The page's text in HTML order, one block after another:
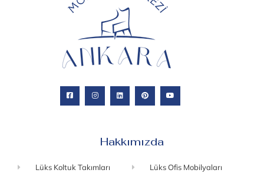
Hakkımızda
Lüks Koltuk Takımları Lüks Ofis Mobilyaları